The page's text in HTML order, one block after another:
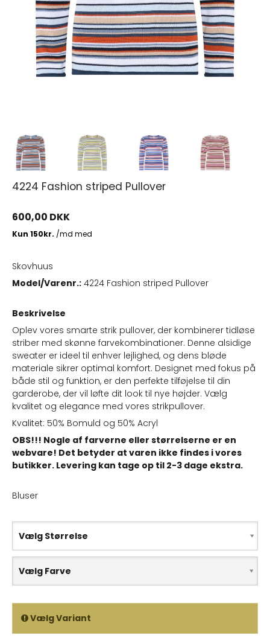
4224 Fashion striped Pullover
600,00 DKK
Skovhuus
Model/Varenr.: 4224 Fashion striped Pullover
Beskrivelse
Oplev vores smarte strik pullover, der kombinerer tidløse
striber med skønne farvekombinationer. Denne alsidige
sweater er ideel til enhver lejlighed, og dens bløde
materiale sikrer optimal komfort. Designet med fokus på
både stil og funktion, er den perfekte tilføjelse til din
garderobe, der vil løfte dit look til nye højder. Vælg
kvalitet og elegance med vores strikpullover.
Kvalitet: 50% Bomuld og 50% Acryl
OBS!!! Nogle af farverne eller størrelserne er en
webvare! Det betyder at varen ikke findes i vores
butikker. Levering kan tage op til 2-3 dage ekstra.
Bluser
Vælg Størrelse
Vælg Farve
Vælg Variant